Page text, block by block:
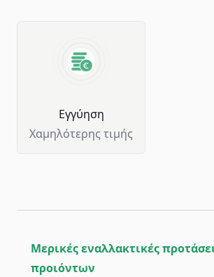
Eγγύηση
Χαμηλότερης τιμής
Μερικές εναλλακτικές
προιόντων